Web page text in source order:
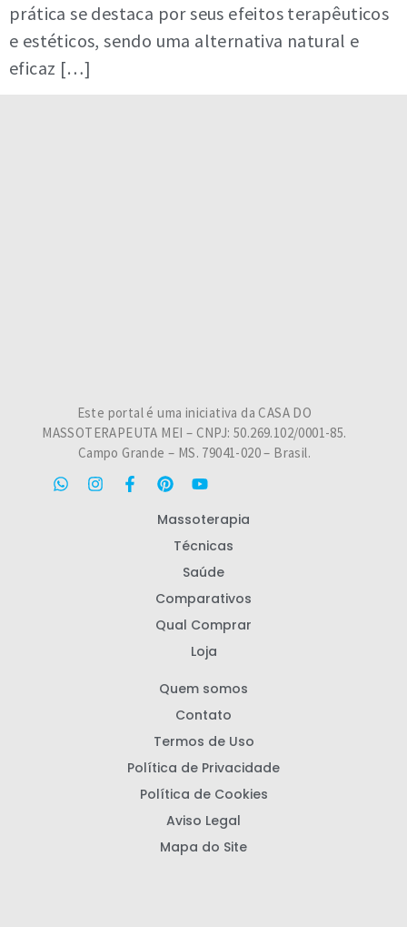
prática se destaca por seus efeitos terapêuticos
e estéticos, sendo uma alternativa natural e
eficaz […]
Este portal é uma iniciativa da CASA DO
MASSOTERAPEUTA MEI – CNPJ: 50.269.102/0001-85.
Campo Grande – MS. 79041-020 – Brasil.
Massoterapia
Técnicas
Saúde
Comparativos
Qual Comprar
Loja
Quem somos
Contato
Termos de Uso
Política de Privacidade
Política de Cookies
Aviso Legal
Mapa do Site